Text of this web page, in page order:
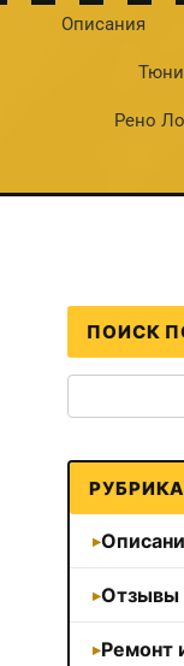
Описания
Рено
ПОИСК
Отзывы
Ремонт